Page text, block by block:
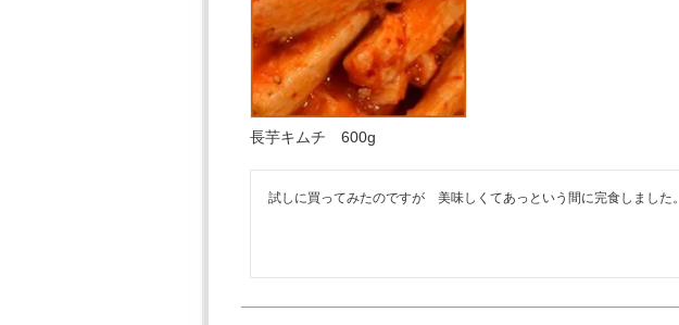
長芋キムチ 600g
試しに買ってみたのですが　美味しくてあっという間に完食しました。